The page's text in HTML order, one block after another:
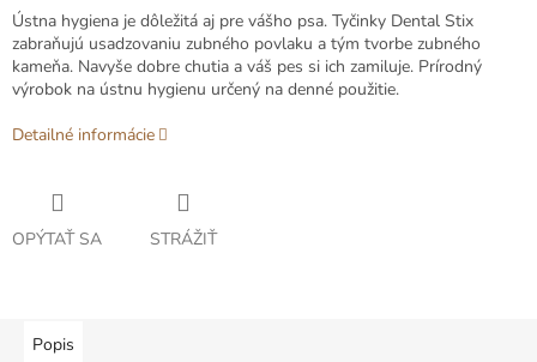
Ústna hygiena je dôležitá aj pre vášho psa. Tyčinky Dental Stix
zabraňujú usadzovaniu zubného povlaku a tým tvorbe zubného
kameňa. Navyše dobre chutia a váš pes si ich zamiluje. Prírodný
výrobok na ústnu hygienu určený na denné použitie.
Detailné informácie
OPÝTAŤ SA STRÁŽIŤ
Popis